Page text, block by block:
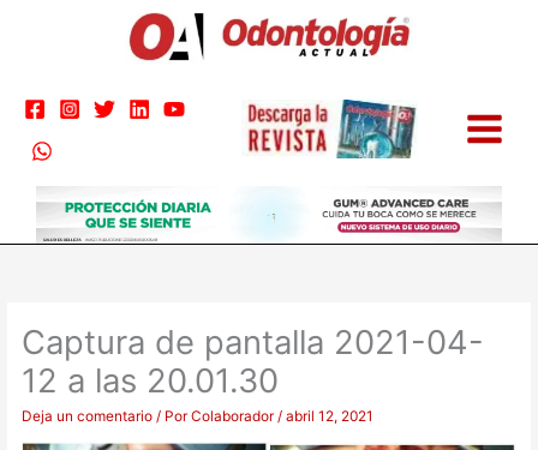
Captura de pantalla 2021-04-
12 a las 20.01.30
Deja un comentario / PorColaborador/abril 12, 2021